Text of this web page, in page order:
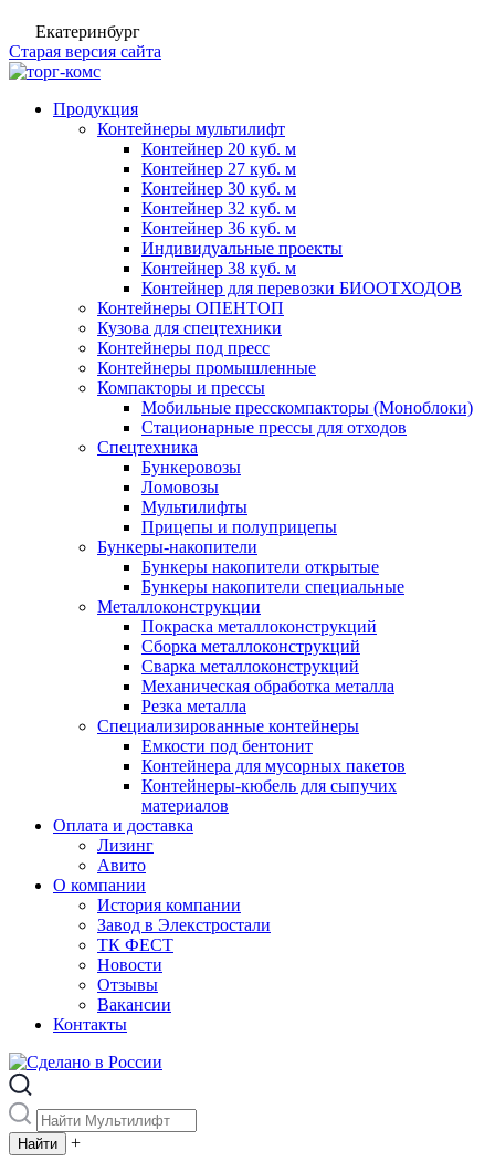
Екатеринбург
Старая версия сайта
Продукция
Контейнеры мультилифт
Контейнер 20 куб. м
Контейнер 27 куб. м
Контейнер 30 куб. м
Контейнер 32 куб. м
Контейнер 36 куб. м
Индивидуальные проекты
Контейнер 38 куб. м
Контейнер для перевозки БИООТХОДОВ
Контейнеры ОПЕНТОП
Кузова для спецтехники
Контейнеры под пресс
Контейнеры промышленные
Компакторы и прессы
Мобильные пресскомпакторы (Моноблоки)
Стационарные прессы для отходов
Спецтехника
Бункеровозы
Ломовозы
Мультилифты
Прицепы и полуприцепы
Бункеры-накопители
Бункеры накопители открытые
Бункеры накопители специальные
Металлоконструкции
Покраска металлоконструкций
Сборка металлоконструкций
Сварка металлоконструкций
Механическая обработка металла
Резка металла
Специализированные контейнеры
Емкости под бентонит
Контейнера для мусорных пакетов
Контейнеры-кюбель для сыпучих
материалов
Оплата и доставка
Лизинг
Авито
О компании
История компании
Завод в Элекстростали
ТК ФЕСТ
Новости
Отзывы
Вакансии
Контакты
+